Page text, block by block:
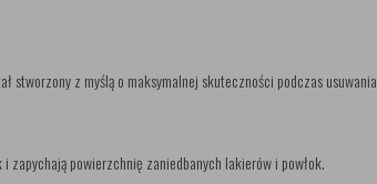
stworzony z myślą o maksymalnej skuteczności podczas usuwania
zapychają powierzchnię zaniedbanych lakierów i powłok.